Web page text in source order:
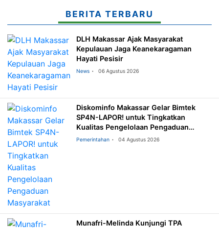
BERITA TERBARU
DLH Makassar Ajak Masyarakat
Kepulauan Jaga Keanekaragaman
Hayati Pesisir
News 06 Agustus 2026
Diskominfo Makassar Gelar Bimtek
SP4N-LAPOR! untuk Tingkatkan
Kualitas Pengelolaan Pengaduan
Masyarakat
Pemerintahan 04 Agustus 2026
Munafri-Melinda Kunjungi TPA